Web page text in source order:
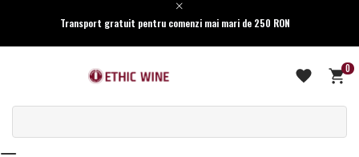
Transport gratuit pentru comenzi mai mari de 250 RON
0